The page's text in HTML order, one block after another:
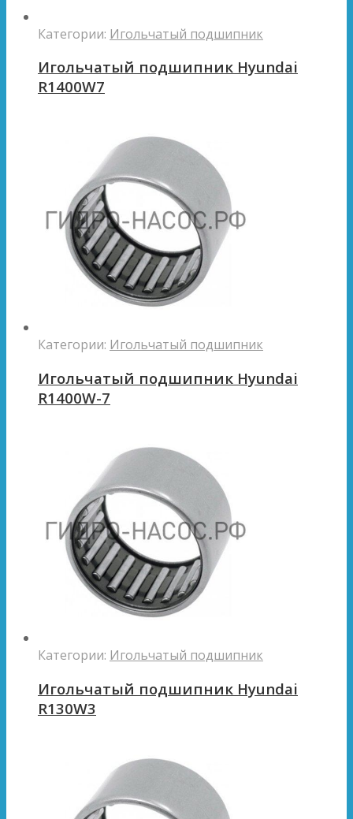
Категории: Игольчатый подшипник
Игольчатый подшипник Hyundai
R1400W7
Категории: Игольчатый подшипник
Игольчатый подшипник Hyundai
R1400W-7
Категории: Игольчатый подшипник
Игольчатый подшипник Hyundai
R130W3